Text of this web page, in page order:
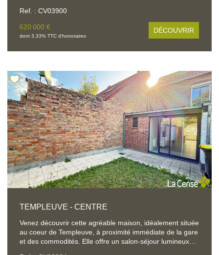
accueillant vous mène vers une belle pièce de vie
baignée de lumière, mettant en valeur un parquet en
chêne et une chaleureuse cheminée insert. Un espace
bureau aménagé au-dessus d'une superbe cave vient
compléter cet espace de vie. La maison dispose
agrémenté de plusieurs dépendances. Le rez-de-
chaussée accueille une confortable suite parentale
comprenant une chambre avec dressing et salle d'eau
privative, ouvrant directement sur une agréable terrasse
avec vue sur le jardin, ainsi qu'une seconde salle d'eau. À
l'étage, vous découvrirez trois chambres ainsi qu'une
salle de bains. Une grange d'environ 70 m² au sol
complète harmonieusement cet ensemble et offre de
nombreuses possibilités d'aménagement ou de stockage.
Un grand espace de stationnement sécurisé par un portail
permet d'accueillir plusieurs véhicules en toute tranquillité.
Un bien rare sur le marché, alliant charme de l'ancien,
volumes généreux et proximité immédiate des
Ref. : CV03900
620 000 €
dont 3.33% TTC d'honoraires
DÉCOUVRIR
TEMPLEUVE - CENTRE
Venez découvrir cette agréable maison, idéalement située
au coeur de Templeuve, à proximité immédiate de la gare
et des commodités. Elle offre un salon-séjour lumineux